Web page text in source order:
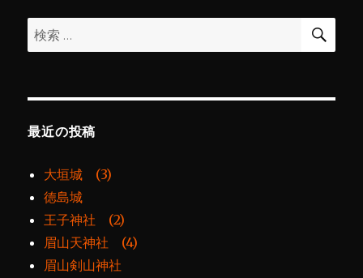
ン
検
索:
検
最近の投稿
大垣城 (3)
徳島城
王子神社 (2)
眉山天神社 (4)
眉山剣山神社